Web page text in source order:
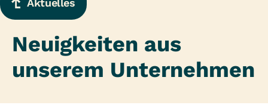
Aktuelles
Neuigkeiten aus
unserem Unternehmen